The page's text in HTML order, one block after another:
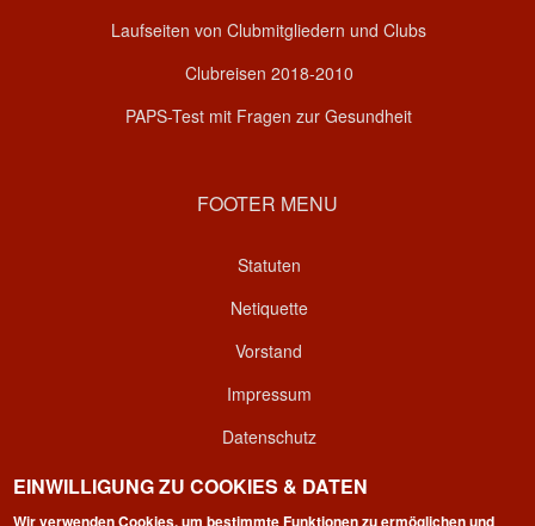
Laufseiten von Clubmitgliedern und Clubs
Clubreisen 2018-2010
PAPS-Test mit Fragen zur Gesundheit
FOOTER MENU
Statuten
Netiquette
Vorstand
Impressum
Datenschutz
Kontakt
EINWILLIGUNG ZU COOKIES & DATEN
Wir verwenden Cookies, um bestimmte Funktionen zu ermöglichen und